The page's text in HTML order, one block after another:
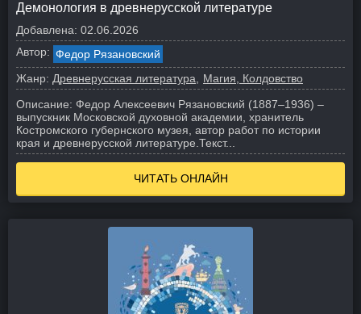
Демонология в древнерусской литературе
Добавлена: 02.06.2026
Автор: Федор Рязановский
Жанр: Древнерусская литература
Магия, Колдовство
Описание: Федор Алексеевич Рязановский (1887–1936) –
выпускник Московской духовной академии, хранитель
Костромского губернского музея, автор работ по истории
края и древнерусской литературе. Текст...
ЧИТАТЬ ОНЛАЙН